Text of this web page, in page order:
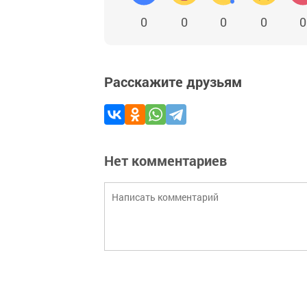
0 0 0 0 0
Расскажите друзьям
Нет комментариев